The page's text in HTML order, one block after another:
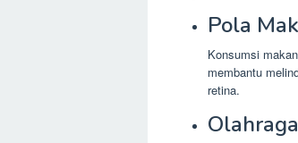
Pola
Konsumsi
membantu
retina.